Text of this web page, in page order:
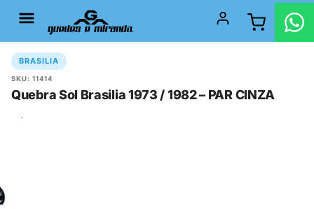
BRASILIA
SKU: 11414
Quebra Sol Brasilia 1973 / 1982 – PAR CINZA